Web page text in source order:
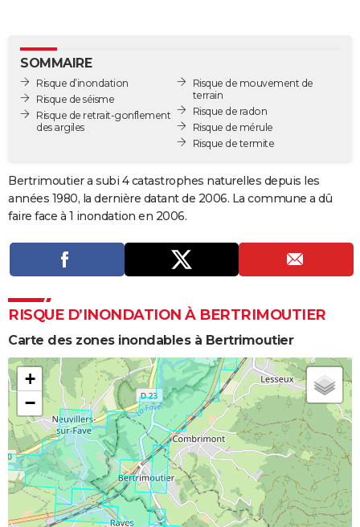
GUIDES D'ACHAT
BONS PLANS
CARTE DE VOEUX
Dictionnaire
Biographies
Citations
Expressions
Proverbes
PROGRAMME TV
COPAINS D'AVANT
S'inscrire
Se connecter
Lycées
Collèges
Primaires
Universités
Entreprises
Service militaire
Avis de recherche
AVIS DE DÉCÈS
FORUM
Bricolage
Lifestyle
Culture
Sport
Auto
Television
Voyage
Cinema
SOMMAIRE
Risque d’inondation
Risque de séisme
Risque de retrait-gonflement
des argiles
Risque de mouvement de
terrain
Risque de radon
Risque de mérule
Risque de termite
Bertrimoutier a subi 4 catastrophes naturelles depuis les
années 1980, la dernière datant de 2006. La commune a dû
faire face à 1 inondation en 2006.
RISQUE D’INONDATION À BERTRIMOUTIER
Carte des zones inondables à Bertrimoutier
+
−